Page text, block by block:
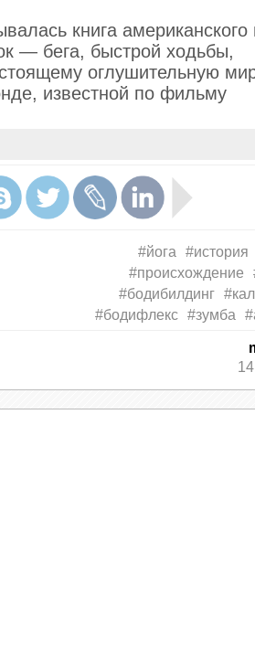
книга американского
— бега, быстрой ходьбы,
оглушительную
известной по фильму
музыку. В 1979-м Фонда
книги,
аэробика — это куда
гимнастики и акробатики.
#йога #история
#происхождение
#бодибилдинг
#бодифлекс
#зумба